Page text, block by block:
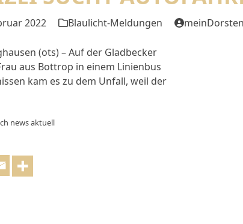
2022 Blaulicht-Meldungen
(ots) – Auf der Gladbecker
aus Bottrop in einem Linienbus
kam es zu dem Unfall, weil der
news aktuell